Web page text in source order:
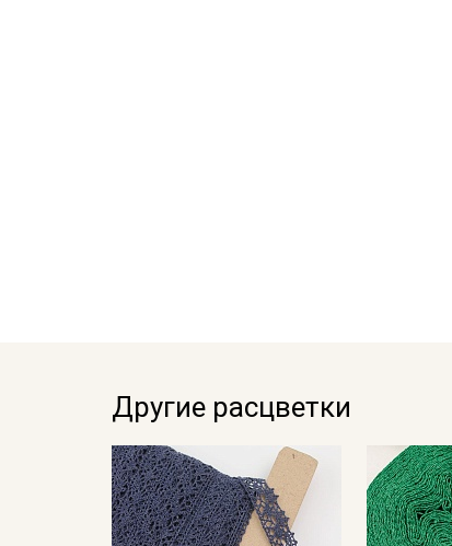
Другие расцветки